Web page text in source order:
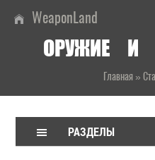
WeaponLand
ОРУЖИЕ И
Главная »
РАЗДЕЛЫ